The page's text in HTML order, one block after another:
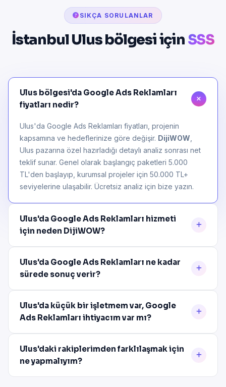
SIKÇA SORULANLAR
İstanbul Ulus bölgesi için SSS
Ulus bölgesi'da Google Ads Reklamları
fiyatları nedir?
Ulus'da Google Ads Reklamları fiyatları, projenin
kapsamına ve hedeflerinize göre değişir. DijiWOW
Ulus pazarına özel hazırladığı detaylı analiz sonrası net
teklif sunar. Genel olarak başlangıç paketleri 5.000
TL'den başlayıp, kurumsal projeler için 50.000 TL+
seviyelerine ulaşabilir. Ücretsiz analiz için bize yazın.
Ulus'da Google Ads Reklamları hizmeti
için neden DijiWOW?
Ulus'da Google Ads Reklamları ne kadar
sürede sonuç verir?
Ulus'da küçük bir işletmem var, Google
Ads Reklamları ihtiyacım var mı?
Ulus'daki rakiplerimden farklılaşmak için
ne yapmalıyım?